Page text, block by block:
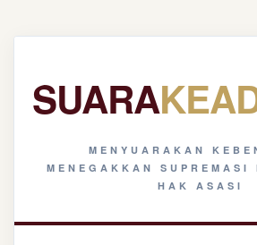
SUARA
MENYUARAKAN
MENEGAKKAN SUPREMASI
HAK ASASI